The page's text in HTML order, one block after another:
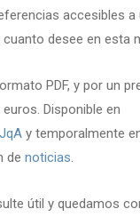
accesibles a
desee en esta
PDF, y por un
Disponible en
y temporalmente
de noticias.
útil y quedamos